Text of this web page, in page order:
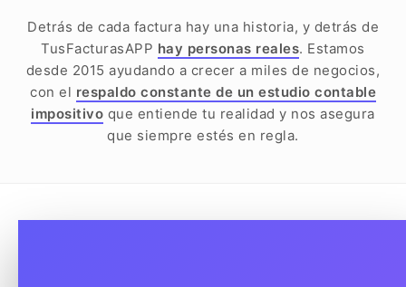
Detrás de cada factura hay una historia, y detrás de
TusFacturasAPP hay personas reales. Estamos
desde 2015 ayudando a crecer a miles de negocios,
con el respaldo constante de un estudio contable
impositivo que entiende tu realidad y nos asegura
que siempre estés en regla.